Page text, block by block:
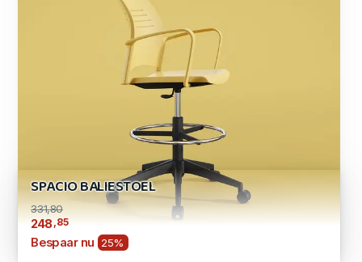
SPACIO BALIESTOEL
331,80
248,85
Bespaar nu 25%